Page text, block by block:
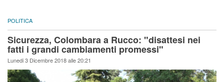
POLITICA
Sicurezza, Colombara a Rucco: "disattesi nei
fatti i grandi cambiamenti promessi"
Lunedi 3 Dicembre 2018 alle 20:21